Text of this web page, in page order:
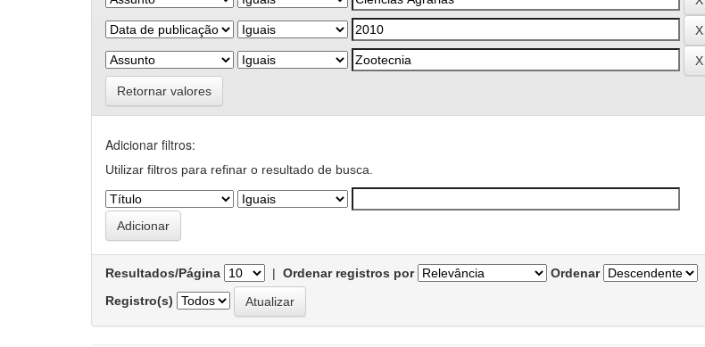
Retornar valores
Adicionar filtros:
Utilizar filtros para refinar o resultado de busca.
Resultados/Página | Ordenar registros por
Ordenar
Registro(s)